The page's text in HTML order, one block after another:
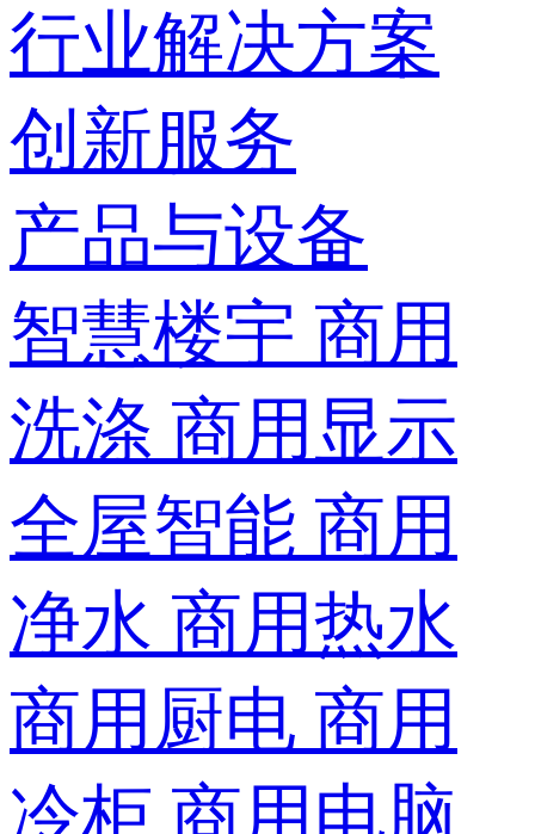
行业解决方案
创新服务
产品与设备
智慧楼宇 商用
洗涤 商用显示
全屋智能 商用
净水 商用热水
商用厨电 商用
冷柜 商用电脑